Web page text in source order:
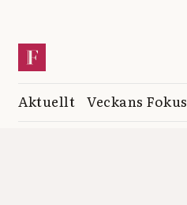
Aktuellt Veckans Fokus